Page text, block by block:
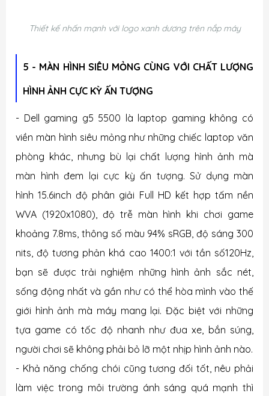
Thiết kế nhấn mạnh với logo xanh dương trên nắp máy
5 - MÀN HÌNH SIÊU MỎNG CÙNG VỚI CHẤT LƯỢNG
HÌNH ẢNH CỰC KỲ ẤN TƯỢNG
- Dell gaming g5 5500 là laptop gaming không có
viền màn hình siêu mỏng như những chiếc laptop văn
phòng khác, nhưng bù lại chất lượng hình ảnh mà
màn hình đem lại cực kỳ ấn tượng. Sử dụng màn
hình 15.6inch độ phân giải Full HD kết hợp tấm nền
WVA (1920x1080), độ trễ màn hình khi chơi game
khoảng 7.8ms, thông số màu 94% sRGB, độ sáng 300
nits, độ tương phản khá cao 1400:1 với tần số120Hz,
bạn sẽ được trải nghiệm những hình ảnh sắc nét,
sống động nhất và gần như có thể hòa mình vào thế
giới hình ảnh mà máy mang lại. Đặc biệt với những
tựa game có tốc độ nhanh như đua xe, bắn súng,
người chơi sẽ không phải bỏ lỡ một nhịp hình ảnh nào.
- Khả năng chống chói cũng tương đối tốt, nêu phải
làm việc trong môi trường ánh sáng quá mạnh thì